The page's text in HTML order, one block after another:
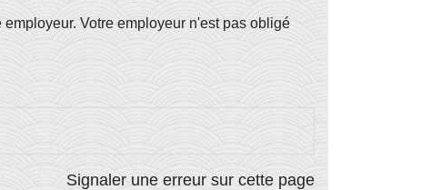
Votre employeur n'est pas obligé
Signaler une erreur sur cette page